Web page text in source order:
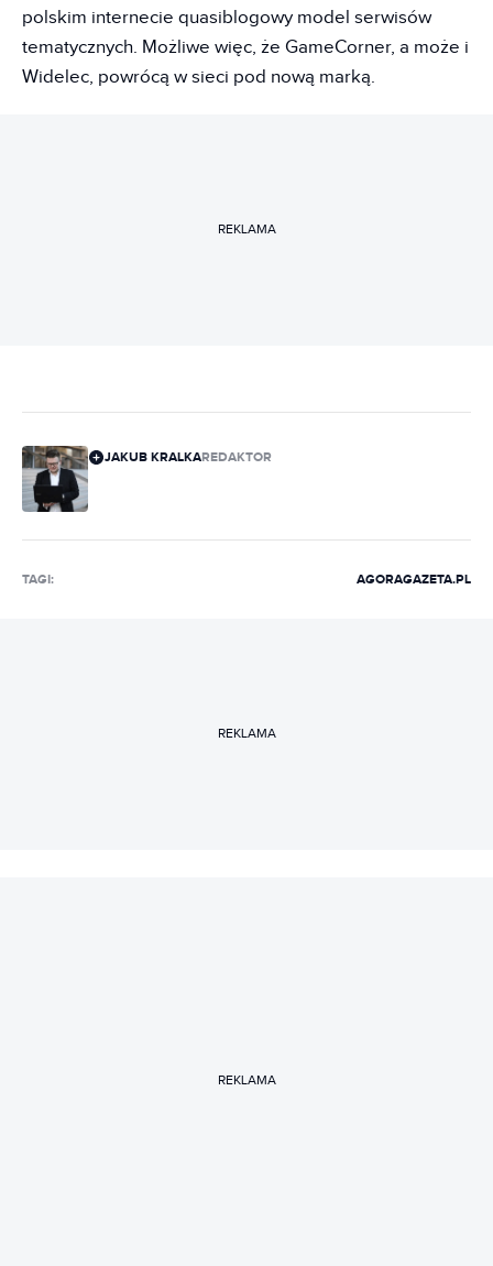
polskim internecie quasiblogowy model serwisów
tematycznych. Możliwe więc, że GameCorner, a może i
Widelec, powrócą w sieci pod nową marką.
REKLAMA
JAKUB KRALKAREDAKTOR
TAGI: AGORAGAZETA.PL
REKLAMA
REKLAMA